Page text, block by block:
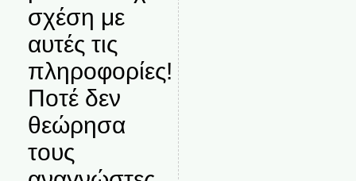
σχέση με
αυτές τις
πληροφορίες!
Ποτέ δεν
θεώρησα
τους